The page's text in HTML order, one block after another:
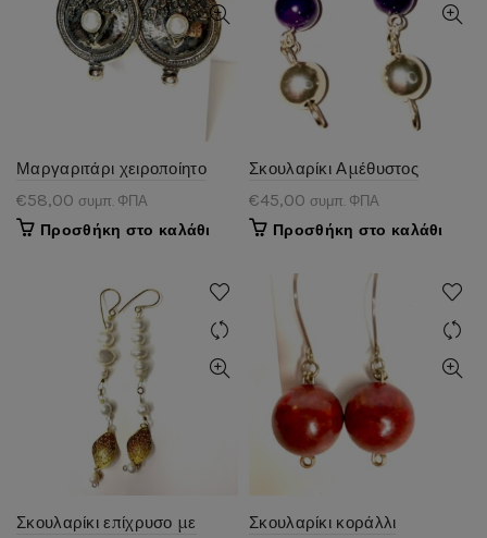
Μαργαριτάρι χειροποίητο
€58,00 συμπ. ΦΠΑ
Προσθήκη στο καλάθι
Σκουλαρίκι Αμέθυστος
€45,00 συμπ. ΦΠΑ
Προσθήκη στο καλάθι
Σκουλαρίκι επίχρυσο με
Σκουλαρίκι κοράλλι